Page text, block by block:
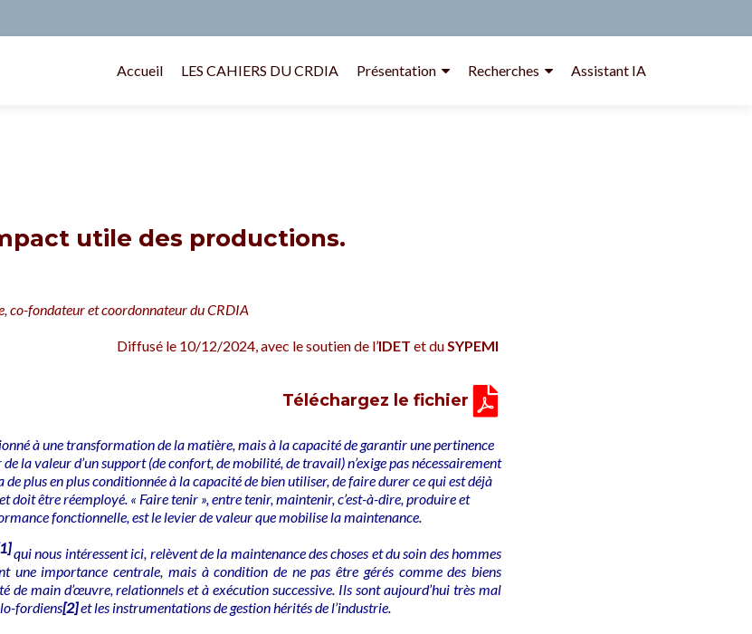
Accueil LES CAHIERS DU CRDIA Présentation Recherches Assistant IA
utile des productions.
co-fondateur et coordonnateur du CRDIA
Diffusé le 10/12/2024, avec le soutien de l’IDET et duSYPEMI
Téléchargez le fichier
à une transformation de la matière, mais à la capacité de garantir une pertinence
la valeur d’un support (de confort, de mobilité, de travail) n’exige pas nécessairement
plus en plus conditionnée à la capacité de bien utiliser, de faire durer ce qui est déjà
doit être réemployé. « Faire tenir », entre tenir, maintenir, c’est-à-dire, produire et
fonctionnelle, est le levier de valeur que mobilise la maintenance.
qui nous intéressent ici, relèvent de la maintenance des choses et du soin des hommes
une importance centrale, mais à condition de ne pas être gérés comme des biens
de main d’œuvre, relationnels et à exécution successive. Ils sont aujourd’hui très mal
fordiens[2]et les instrumentations de gestion hérités de l’industrie.